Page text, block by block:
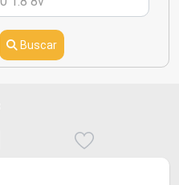
Buscar